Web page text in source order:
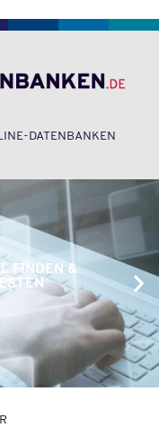
DATENBANKEN
FINDEN &